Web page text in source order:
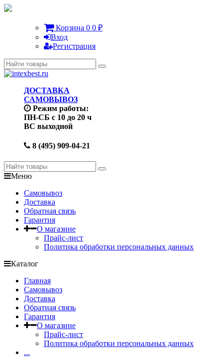
Корзина 0 0 ₽
Вход
Регистрация
ДОСТАВКА
САМОВЫВОЗ
Режим работы:
ПН-СБ с 10 до 20 ч
ВС выходной
8 (495) 909-04-21
Меню
Самовывоз
Доставка
Обратная связь
Гарантия
О магазине
Прайс-лист
Политика обработки персональных данных
Каталог
Главная
Самовывоз
Доставка
Обратная связь
Гарантия
О магазине
Прайс-лист
Политика обработки персональных данных
...